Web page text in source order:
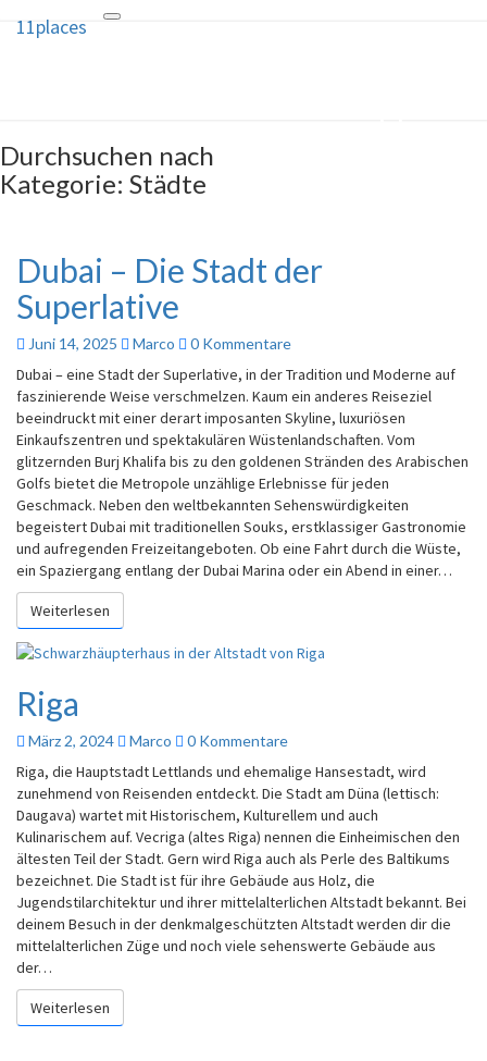
Toggle
11places
11places
deine nächste Reise
Durchsuchen nach
Kategorie: Städte
Dubai – Die Stadt der
Superlative
Juni 14, 2025 Marco 0 Kommentare
Dubai – eine Stadt der Superlative, in der Tradition und Moderne auf
faszinierende Weise verschmelzen. Kaum ein anderes Reiseziel
beeindruckt mit einer derart imposanten Skyline, luxuriösen
Einkaufszentren und spektakulären Wüstenlandschaften. Vom
glitzernden Burj Khalifa bis zu den goldenen Stränden des Arabischen
Golfs bietet die Metropole unzählige Erlebnisse für jeden
Geschmack. Neben den weltbekannten Sehenswürdigkeiten
begeistert Dubai mit traditionellen Souks, erstklassiger Gastronomie
und aufregenden Freizeitangeboten. Ob eine Fahrt durch die Wüste,
ein Spaziergang entlang der Dubai Marina oder ein Abend in einer…
Weiterlesen
Riga
März 2, 2024 Marco 0 Kommentare
Riga, die Hauptstadt Lettlands und ehemalige Hansestadt, wird
zunehmend von Reisenden entdeckt. Die Stadt am Düna (lettisch:
Daugava) wartet mit Historischem, Kulturellem und auch
Kulinarischem auf. Vecriga (altes Riga) nennen die Einheimischen den
ältesten Teil der Stadt. Gern wird Riga auch als Perle des Baltikums
bezeichnet. Die Stadt ist für ihre Gebäude aus Holz, die
Jugendstilarchitektur und ihrer mittelalterlichen Altstadt bekannt. Bei
deinem Besuch in der denkmalgeschützten Altstadt werden dir die
mittelalterlichen Züge und noch viele sehenswerte Gebäude aus
der…
Weiterlesen